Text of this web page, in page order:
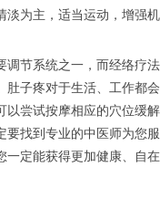
淡为主，适当运动，增强机
节系统之一，而经络疗法
肚子疼对于生活、工作都会
以尝试按摩相应的穴位缓解
要找到专业的中医师为您服
一定能获得更加健康、自在